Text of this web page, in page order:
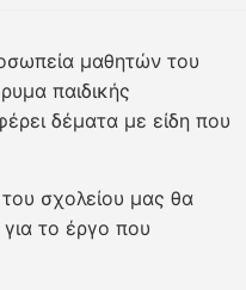
μαθητών του
παιδικής
δέματα με είδη που
σχολείου μας θα
το έργο που